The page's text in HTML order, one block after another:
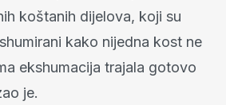
koštanih dijelova, koji su
kako nijedna kost ne
ekshumacija trajala gotovo
je.